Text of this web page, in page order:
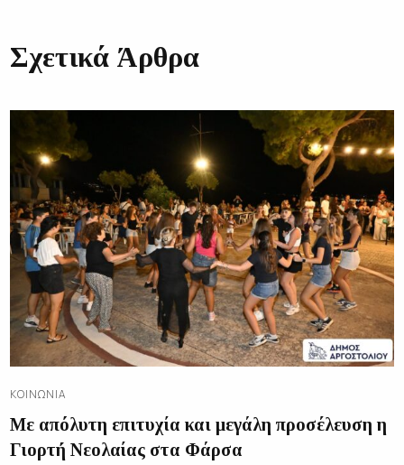
Σχετικά Άρθρα
ΚΟΙΝΩΝΊΑ
Με απόλυτη επιτυχία και μεγάλη προσέλευση η
Γιορτή Νεολαίας στα Φάρσα